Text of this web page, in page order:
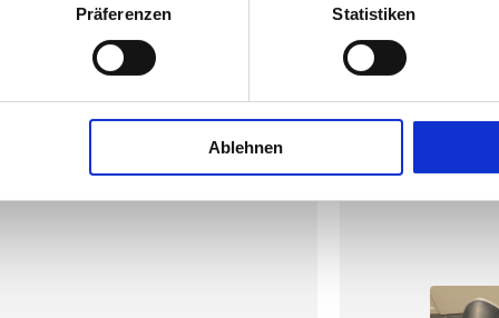
Präferenzen Statistiken
Ablehnen
vor 6 Monaten ¡ ¡